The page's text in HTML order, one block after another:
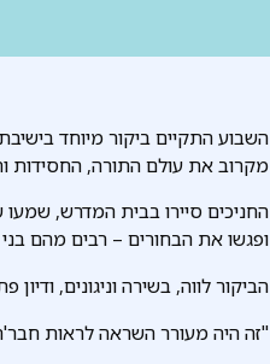
השבוע התקיים ביקור מיוחד
מקרוב את עולם התורה, החסידות
החניכים סיירו בבית המדרש,
ופגשו את הבחורים – רבים מהם
הביקור לווה, בשירה וניגונים,
"זה היה מעורר השראה לראות